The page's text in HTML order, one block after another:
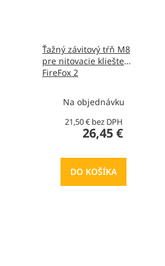
Ťažný závitový tŕň M8
pre nitovacie kliešte
FireFox 2
Na objednávku
21,50 € bez DPH
26,45 €
DO KOŠÍKA